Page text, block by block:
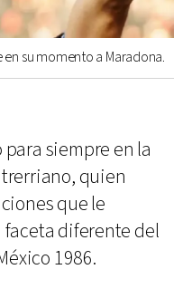
su momento a Maradona.
para siempre en la
quien
que le
diferente del
1986.